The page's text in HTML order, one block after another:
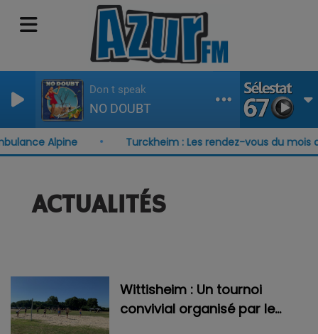
Don t speak
NO DOUBT
Alpine Turckheim : Les rendez-vous du mois
ACTUALITÉS
Wittisheim : Un tournoi
convivial organisé par le